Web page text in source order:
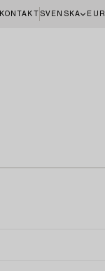
KONTAKT SVENSKA EUR